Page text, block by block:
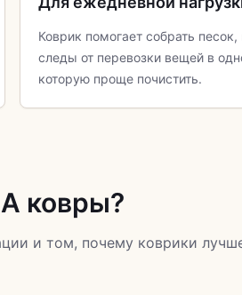
Коврик помогает собрать песок,
следы от перевозки вещей в
которую проще почистить.
ковры?
и том, почему коврики